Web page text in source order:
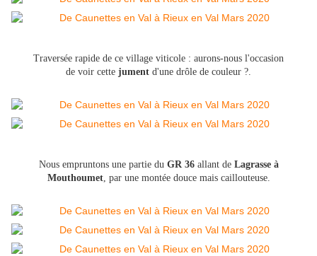
Traversée rapide de ce village viticole : aurons-nous l'occasion
de voir cette jument d'une drôle de couleur ?.
Nous empruntons une partie du GR 36 allant de Lagrasse à
Mouthoumet, par une montée douce mais caillouteuse.